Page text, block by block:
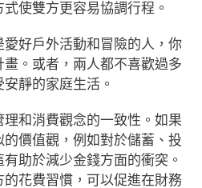
使雙方更容易協調行程。
好戶外活動和冒險的人，你
。 或者，兩人都不喜歡過多
靜的家庭生活。
和消費觀念的一致性。如果
價值觀，例如對於儲蓄、投
助於減少金錢方面的衝突。
花費習慣，可以促進在財務